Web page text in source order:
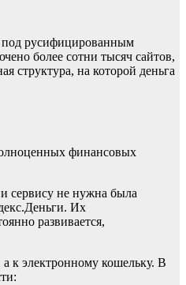
русифицированным
более сотни тысяч сайтов,
структура, на которой деньга
финансовых
сервису не нужна была
Их
развивается,
к электронному кошельку. В